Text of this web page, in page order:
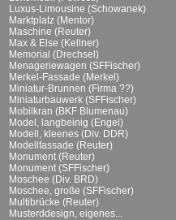
Luxus-Limousine (Schowanek)
Marktplatz (Mentor)
Maschine (Reuter)
Max & Else (Kellner)
Memorial (Drechsel)
Menageriewagen (SFFischer)
Merkel-Fassade (Merkel)
Miniatur-Brunnen (Firma ??)
Miniaturbauwerk (SFFischer)
Mobilkran (BKF Blumenau)
Model, langbeinig (Engel)
Modell, kleenes (Div. DDR)
Modellfassade (Reuter)
Monument (Reuter)
Monument (SFFischer)
Moschee (Div. BRD)
Moschee, große (SFFischer)
Multibrücke (Reuter)
Musterddesign, eigenes...